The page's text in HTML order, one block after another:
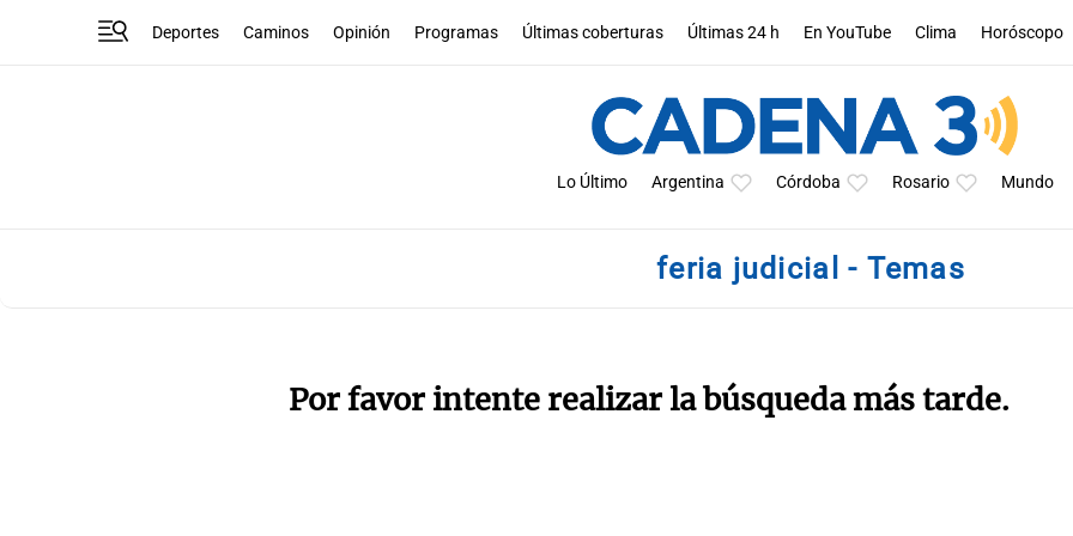
Deportes Caminos Opinión Programas Últimas coberturas Últimas 24 h En YouTube Clima Horóscopo
Lo Último Argentina Córdoba Rosario Mundo
feria judicial - Temas
Por favor intente realizar la búsqueda más tarde.